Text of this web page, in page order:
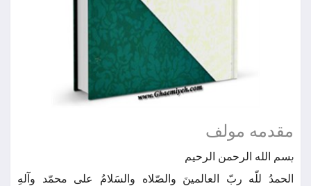
مقدمه مولف
بسم الله الرحمن الرحیم
الحمدُ للّه ربّ العالمینَ والصّلاه والسَلامُ علی محمّد وآلهِ